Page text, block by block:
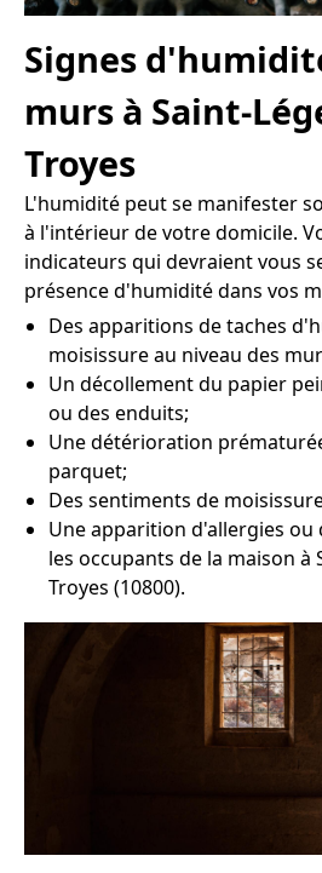
Signes
murs à Saint-
Troyes
L'humidité peut se manifester
à l'intérieur de votre domicile.
indicateurs qui devraient vous
présence d'humidité dans vos
Des apparitions de taches
moisissure au niveau des
Un décollement du papier
ou des enduits;
Une détérioration
parquet;
Des sentiments de
Une apparition d'allergies
les occupants de la maison à
Troyes (10800).